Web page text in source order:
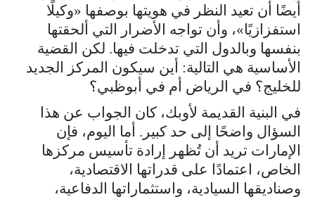
أيضًا أن تعيد النظر في هويتها بوصفها «وكيلًا
استفزازيًا»، وأن تواجه الأضرار التي ألحقتها
بنفسها وبالدول التي تدخلت فيها. لكن القضية
الأساسية هي التالية: أين سيكون المركز الجديد
للخليج؟ في الرياض أم في أبوظبي؟
في البنية القديمة لأوبك، كان الجواب عن هذا
السؤال واضحًا إلى حد كبير. أما اليوم، فإن
الإمارات تريد أن تُظهر إرادة تأسيس مركزها
الخاص، اعتمادًا على قدراتها الاقتصادية،
وصناديقها السيادية، واستثماراتها الدفاعية،